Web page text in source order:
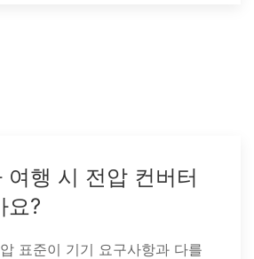
여행 시 전압 컨버터
요?
표준이 기기 요구사항과 다를